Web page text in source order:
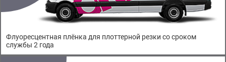
Флуоресцентная плёнка для плоттерной резки со сроком
службы 2 года